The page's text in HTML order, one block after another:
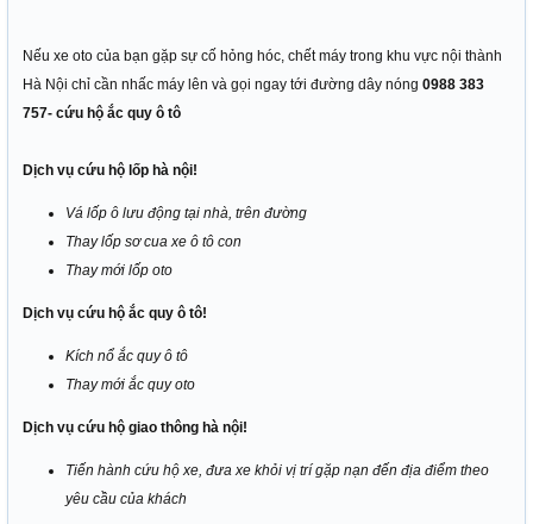
Nếu xe oto của bạn gặp sự cố hỏng hóc, chết máy trong khu vực nội thành
Hà Nội chỉ cần nhấc máy lên và gọi ngay tới đường dây nóng 0988 383
757- cứu hộ ắc quy ô tô
Dịch vụ cứu hộ lốp hà nội!
Vá lốp ô lưu động tại nhà, trên đường
Thay lốp sơ cua xe ô tô con
Thay mới lốp oto
Dịch vụ cứu hộ ắc quy ô tô!
Kích nổ ắc quy ô tô
Thay mới ắc quy oto
Dịch vụ cứu hộ giao thông hà nội!
Tiến hành cứu hộ xe, đưa xe khỏi vị trí gặp nạn đến địa điểm theo
yêu cầu của khách